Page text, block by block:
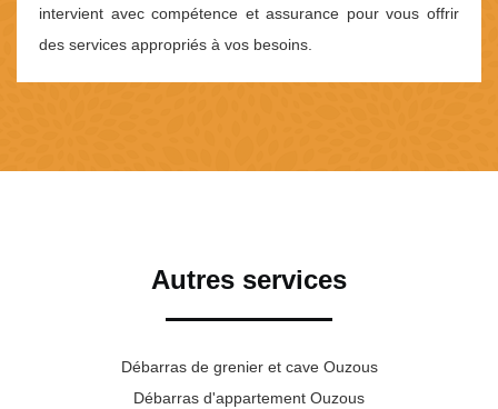
intervient avec compétence et assurance pour vous offrir
des services appropriés à vos besoins.
Autres services
Débarras de grenier et cave Ouzous
Débarras d'appartement Ouzous